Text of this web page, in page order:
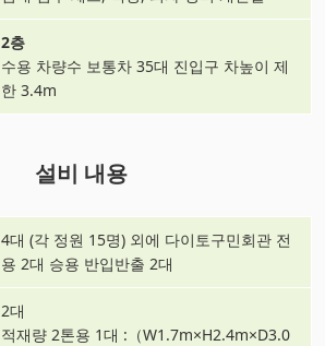
2층
수용 차량수 보통차 35대 진입구 차높이 제
한 3.4m
설비 내용
4대 (각 정원 15명) 외에 다이토구민회관 전
용 2대 승용 반입반출 2대
2대
적재량 2톤용 1대 :（W1.7m×H2.4m×D3.0